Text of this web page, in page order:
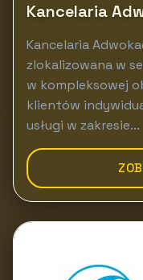
Kancelaria
Kancelaria
zlokalizowana w
w kompleksowej
klientów
usługi w zakresie...